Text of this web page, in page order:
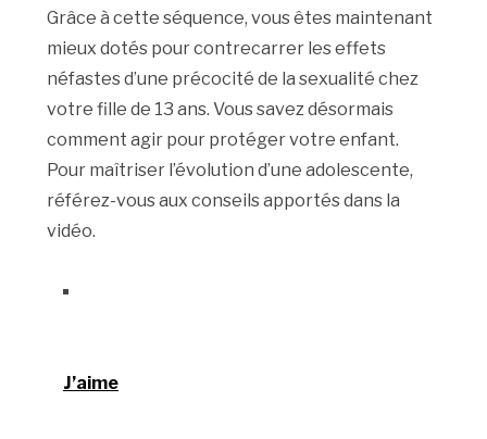
Grâce à cette séquence, vous êtes maintenant
mieux dotés pour contrecarrer les effets
néfastes d’une précocité de la sexualité chez
votre fille de 13 ans. Vous savez désormais
comment agir pour protéger votre enfant.
Pour maîtriser l’évolution d’une adolescente,
référez-vous aux conseils apportés dans la
vidéo.
J’aime